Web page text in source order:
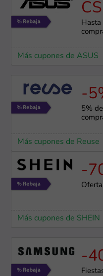
Hasta
Más cupones de ASUS
-
5%
Más cupones de Reuse
-
Más cupones de SHEIN
-